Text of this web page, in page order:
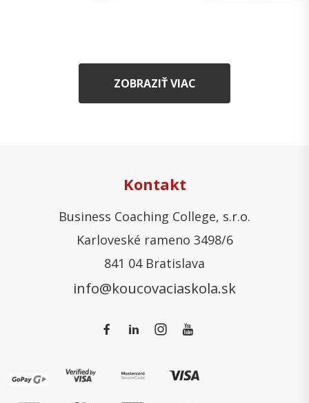
ZOBRAZIŤ VIAC
Kontakt
Business Coaching College, s.r.o.
Karloveské rameno 3498/6
841 04 Bratislava
info@koucovaciaskola.sk